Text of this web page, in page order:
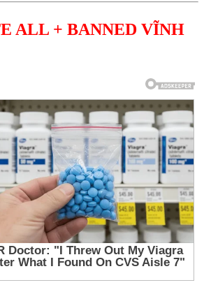
ALL + BANNED VĨNH